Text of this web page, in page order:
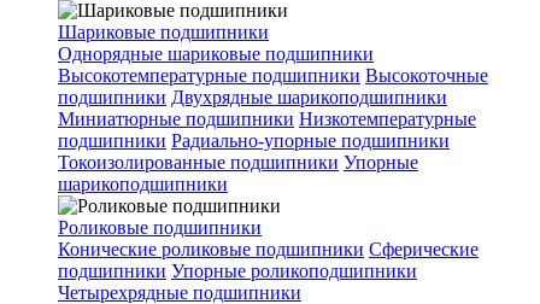
Шариковые подшипники
Однорядные шариковые подшипники
Высокотемпературные подшипники Высокоточные
подшипники Двухрядные шарикоподшипники
Миниатюрные подшипники Низкотемпературные
подшипники Радиально-упорные подшипники
Токоизолированные подшипники Упорные
шарикоподшипники
Роликовые подшипники
Конические роликовые подшипники Сферические
подшипники Упорные роликоподшипники
Четырехрядные подшипники